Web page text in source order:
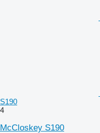
S190
4
McCloskey S190